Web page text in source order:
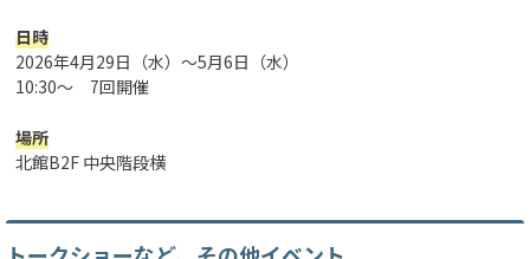
日時
2026年4月29日（水）～5月6日（水）
10:30～ 7回開催
場所
北館B2F 中央階段横